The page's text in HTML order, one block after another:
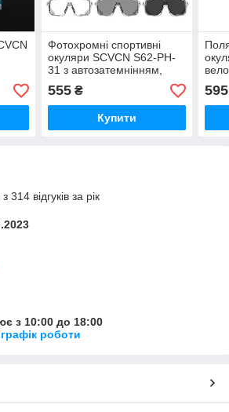
Фотохромні спортивні
окуляри SCVCN S62-PH-
31 з автозатемнінням,
велоокуляри,
полікарбонат
555₴
Купити
595
314 відгуків за рік
з 10:00 до 18:00
роботи